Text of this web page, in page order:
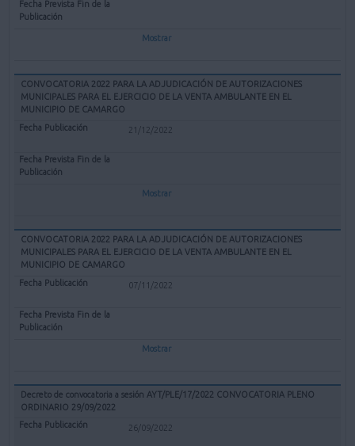
Mostrar
CONVOCATORIA 2022 PARA LA ADJUDICACIÓN DE AUTORIZACIONES
MUNICIPALES PARA EL EJERCICIO DE LA VENTA AMBULANTE EN EL
MUNICIPIO DE CAMARGO
21/12/2022
Mostrar
CONVOCATORIA 2022 PARA LA ADJUDICACIÓN DE AUTORIZACIONES
MUNICIPALES PARA EL EJERCICIO DE LA VENTA AMBULANTE EN EL
MUNICIPIO DE CAMARGO
07/11/2022
Mostrar
Decreto de convocatoria a sesión AYT/PLE/17/2022 CONVOCATORIA PLENO
ORDINARIO 29/09/2022
26/09/2022